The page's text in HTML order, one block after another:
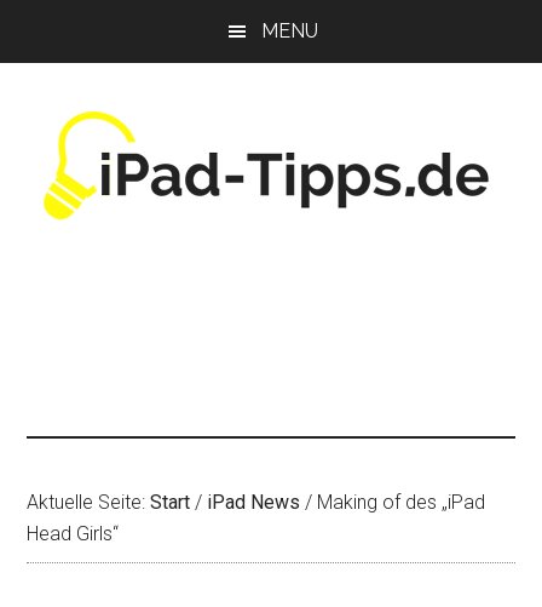
MENU
Aktuelle Seite:Start / iPad News / Making of des „iPad
Head Girls“